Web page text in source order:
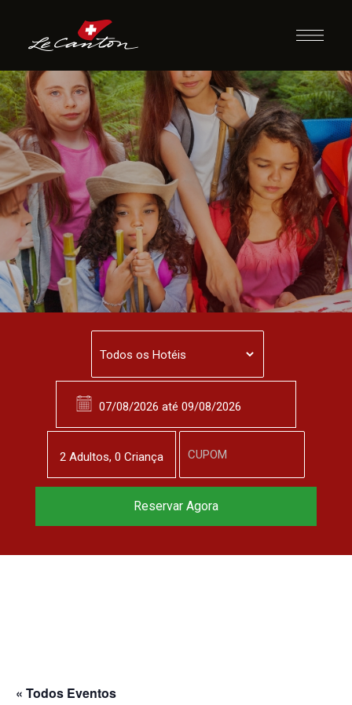
Siga as Pistas
« Todos Eventos
2 Adultos, 0 Criança
Reserve agora, com
Reservar Agora